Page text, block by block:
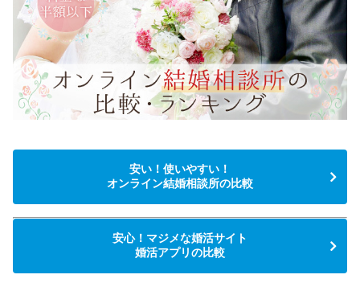
安い！使いやすい！
オンライン結婚相談所の比較
安心！マジメな婚活サイト
婚活アプリの比較